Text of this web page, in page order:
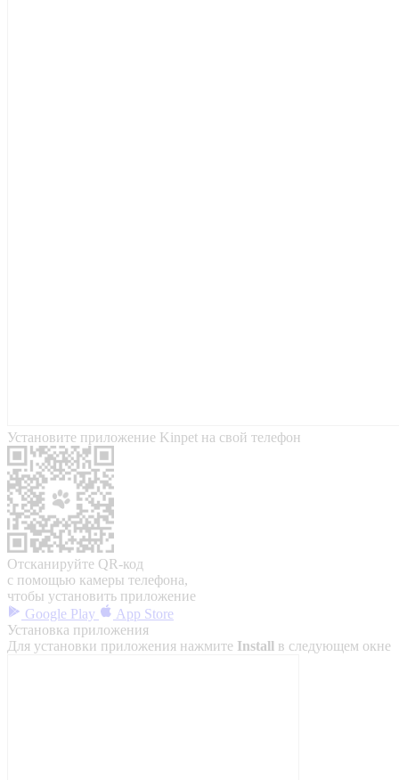
Установите приложение Kinpet на свой телефон
Отсканируйте QR-код
с помощью камеры телефона,
чтобы установить приложение
Google Play
App Store
Установка приложения
Для установки приложения нажмите Install в следующем окне